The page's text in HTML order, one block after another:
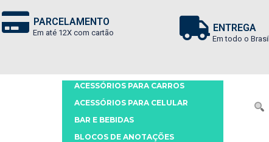
PARCELAMENTO
Em até 12X com cartão ENTREGA
Em todo o Brasil
ACESSÓRIOS PARA CARROS
ACESSÓRIOS PARA CELULAR
BAR E BEBIDAS
BLOCOS DE ANOTAÇÕES